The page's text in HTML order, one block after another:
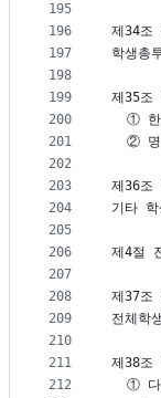
195
196
197
198
199
200
201
202
203
204
205
206
207
208
209
210
211
212
제34조
학생총
제35조
① 한
② 명
제36조
기타
제4절
제37조
전체학
제38조
① 다